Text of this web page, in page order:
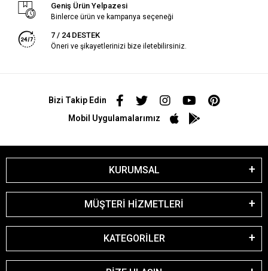
Geniş Ürün Yelpazesi
Binlerce ürün ve kampanya seçeneği
7 / 24 DESTEK
Öneri ve şikayetlerinizi bize iletebilirsiniz.
Bizi Takip Edin
Mobil Uygulamalarımız
KURUMSAL
MÜŞTERİ HİZMETLERİ
KATEGORİLER